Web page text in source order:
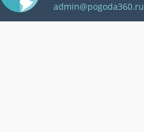
admin@pogoda360.ru